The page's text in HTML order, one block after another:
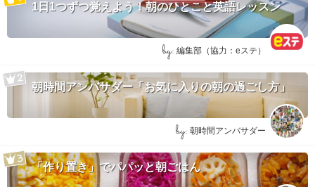
1日1つずつ覚えよう！朝のひとこと英語レッスン
by: 編集部（協力：eステ）
朝時間アンバサダー「お気に入りの朝の過ごし方」
by: 朝時間アンバサダー
「作り置き」でパパッと朝ごはん